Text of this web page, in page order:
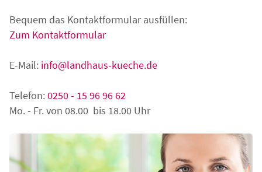
Bequem das Kontaktformular ausfüllen:
Zum Kontaktformular
E-Mail: info@landhaus-kueche.de
Telefon:0250 - 15 96 96 62
Mo. - Fr. von 08.00 bis 18.00 Uhr